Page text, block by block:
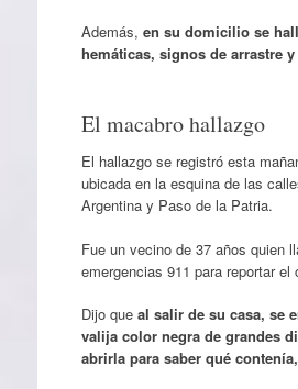
Además, en su domicilio se
hemáticas, signos de arrastre
El macabro hallazgo
El hallazgo se registró esta
ubicada en la esquina de las
Argentina y Paso de la Patria.
Fue un vecino de 37 años quien
emergencias 911 para reportar el
Dijo que al salir de su casa, se
valija color negra de grandes
abrirla para saber qué